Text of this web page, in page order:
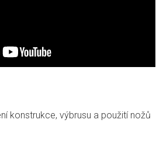
konstrukce, výbrusu a použití nožů